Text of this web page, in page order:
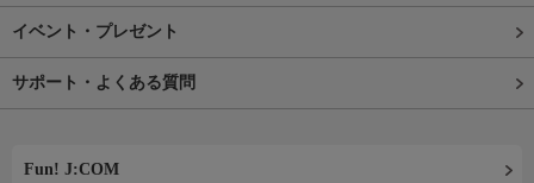
イベント・プレゼント
サポート・よくある質問
Fun! J:COM